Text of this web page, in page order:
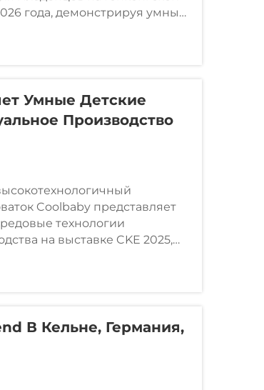
года, демонстрируя умные
которым доверяют более
Умные Детские
Производство
Coolbaby представляет
технологии
на выставке CKE 2025,
для детей, прошедшие
безопасность и
В Кельне, Германия,